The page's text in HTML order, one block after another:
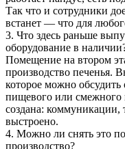
Так что и сотрудники
встанет — что для
3. Что здесь раньше
оборудование в
Помещение на втором
производство печенья.
которое можно
пищевого или смежного
создана: коммуникации,
выстроено.
4. Можно ли снять это
производство?